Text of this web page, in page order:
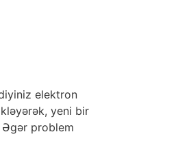
elektron
yeni bir
Əgər problem